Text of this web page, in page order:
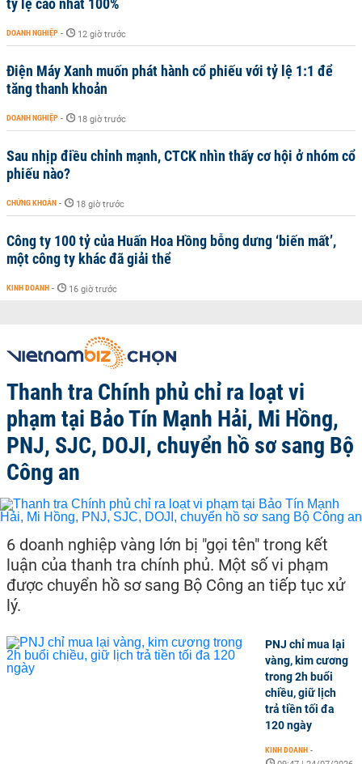
tỷ lệ cao nhất 100%
DOANH NGHIỆP - 12 giờ trước
Điện Máy Xanh muốn phát hành cổ phiếu với tỷ lệ 1:1 để
tăng thanh khoản
DOANH NGHIỆP - 18 giờ trước
Sau nhịp điều chỉnh mạnh, CTCK nhìn thấy cơ hội ở nhóm cổ
phiếu nào?
CHỨNG KHOÁN - 18 giờ trước
Công ty 100 tỷ của Huấn Hoa Hồng bỗng dưng ‘biến mất’,
một công ty khác đã giải thể
KINH DOANH - 16 giờ trước
Thanh tra Chính phủ chỉ ra loạt vi
phạm tại Bảo Tín Mạnh Hải, Mi Hồng,
PNJ, SJC, DOJI, chuyển hồ sơ sang Bộ
Công an
6 doanh nghiệp vàng lớn bị "gọi tên" trong kết
luận của thanh tra chính phủ. Một số vi phạm
được chuyển hồ sơ sang Bộ Công an tiếp tục xử
lý.
PNJ chỉ mua lại
vàng, kim cương
trong 2h buổi
chiều, giữ lịch
trả tiền tối đa
120 ngày
KINH DOANH -